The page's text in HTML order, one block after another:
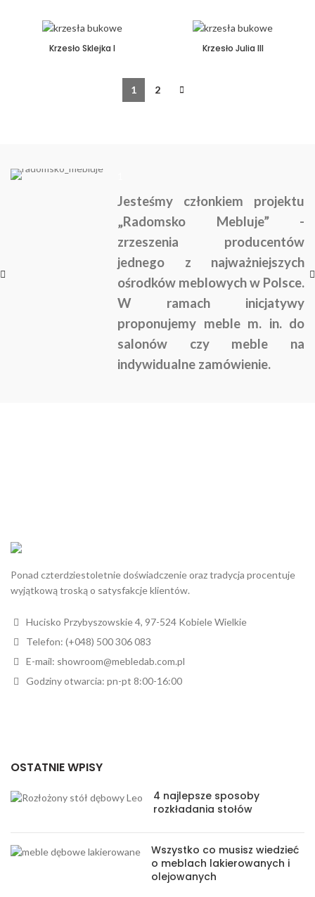
Krzesło Sklejka I Krzesło Julia III
1 2
Jesteśmy członkiem projektu
„Radomsko Mebluje” -
zrzeszenia producentów
jednego z najważniejszych
ośrodków meblowych w Polsce.
W ramach inicjatywy
proponujemy meble m. in. do
salonów czy meble na
indywidualne zamówienie.
Ponad czterdziestoletnie doświadczenie oraz tradycja procentuje
wyjątkową troską o satysfakcje klientów.
Hucisko Przybyszowskie 4, 97-524 Kobiele Wielkie
Telefon: (+048) 500 306 083
E-mail: showroom@mebledab.com.pl
Godziny otwarcia: pn-pt 8:00-16:00
OSTATNIE WPISY
4 najlepsze sposoby
rozkładania stołów
Wszystko co musisz wiedzieć
o meblach lakierowanych i
olejowanych